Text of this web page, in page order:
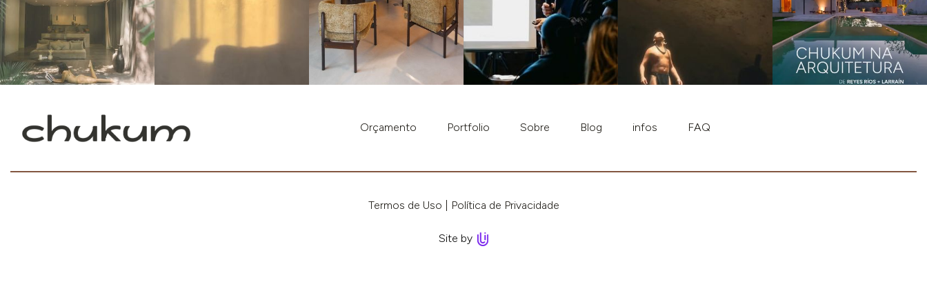
Orçamento Portfolio Sobre Blog infos FAQ
Termos de Uso Política de Privacidade
Site by